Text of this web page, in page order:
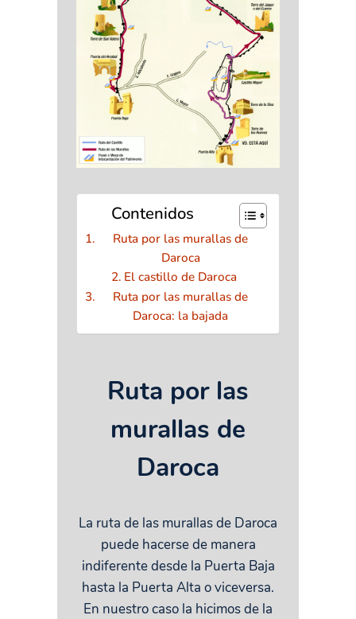
Contenidos
Ruta por las murallas de
Daroca
El castillo de Daroca
Ruta por las murallas de
Daroca: la bajada
Ruta por las
murallas de
Daroca
La ruta de las murallas de Daroca
puede hacerse de manera
indiferente desde la Puerta Baja
hasta la Puerta Alta o viceversa.
En nuestro caso la hicimos de la